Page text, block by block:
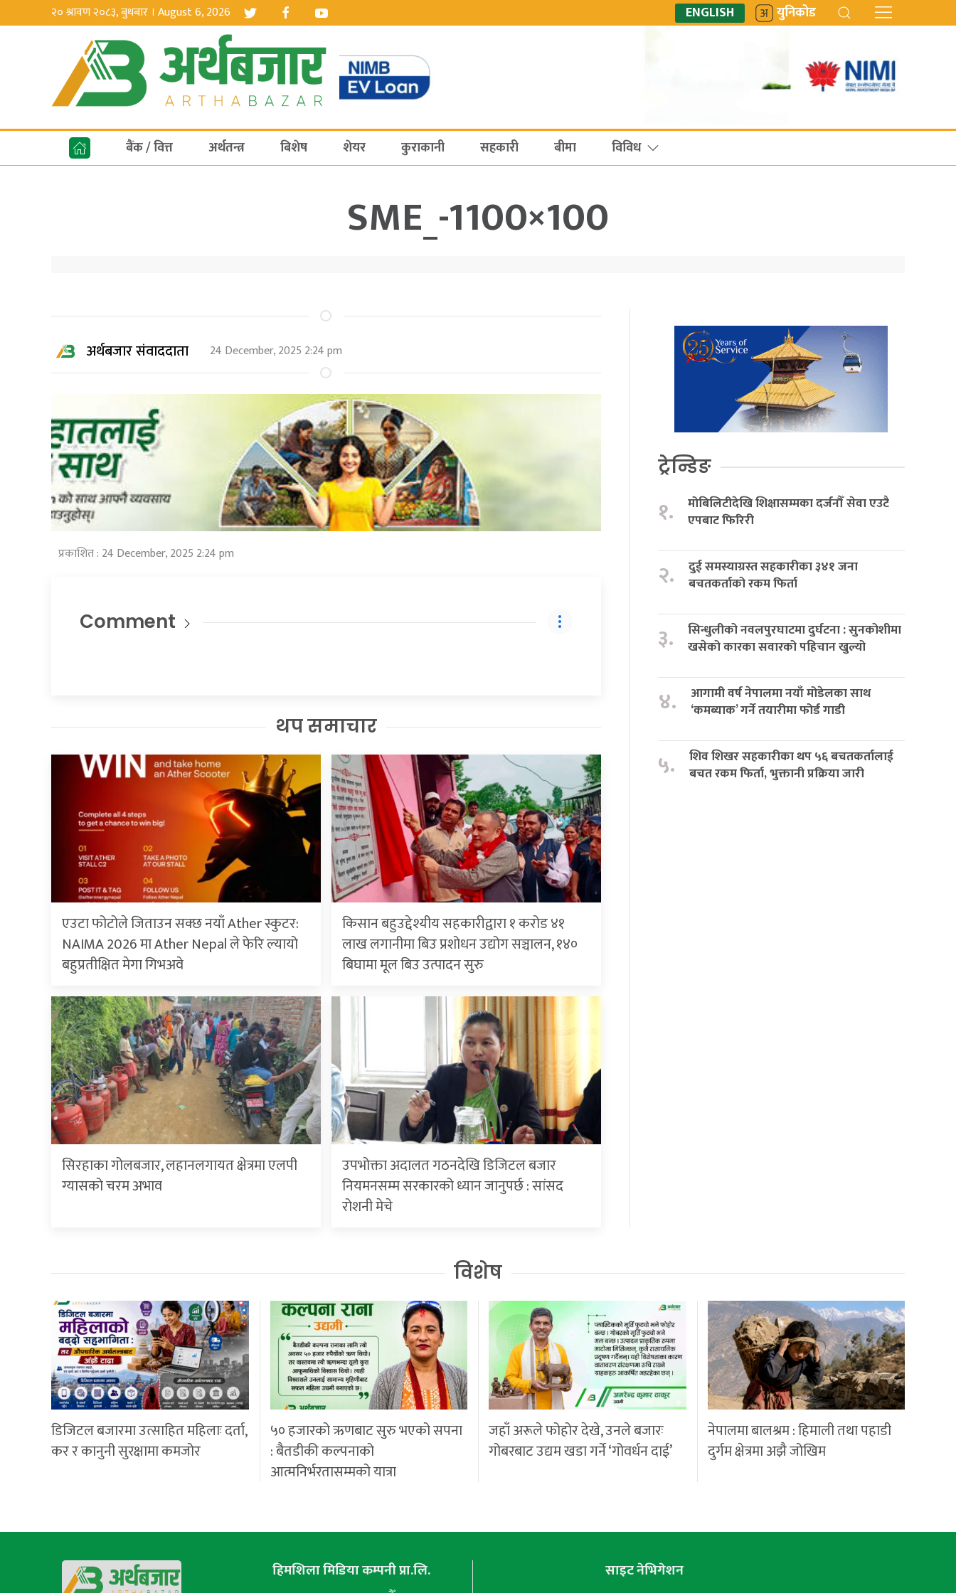
२० श्रावण २०८३, बुधबार । August 6, 2026 ENGLISH युनिकोड
बैंक / वित्त अर्थतन्त्र बिशेष शेयर कुराकानी सहकारी बीमा विविध
SME_-1100×100
अर्थबजार संवाददाता 24 December, 2025 2:24 pm
प्रकाशित : 24 December, 2025 2:24 pm
Comment
थप समाचार
एउटा फोटोले जिताउन सक्छ नयाँ Ather स्कुटर:
NAIMA 2026 मा Ather Nepal ले फेरि ल्यायो
बहुप्रतीक्षित मेगा गिभअवे
किसान बहुउद्देश्यीय सहकारीद्वारा १ करोड ४१
लाख लगानीमा बिउ प्रशोधन उद्योग सञ्चालन, १४०
बिघामा मूल बिउ उत्पादन सुरु
सिरहाका गोलबजार, लहानलगायत क्षेत्रमा एलपी
ग्यासको चरम अभाव
उपभोक्ता अदालत गठनदेखि डिजिटल बजार
नियमनसम्म सरकारको ध्यान जानुपर्छ : सांसद
रोशनी मेचे
ट्रेन्डिङ
१.
मोबिलिटीदेखि शिक्षासम्मका दर्जनौँ सेवा एउटै
एपबाट फिरिरी
२.
दुई समस्याग्रस्त सहकारीका ३४१ जना
बचतकर्ताको रकम फिर्ता
३.
सिन्धुलीको नवलपुरघाटमा दुर्घटना : सुनकोशीमा
खसेको कारका सवारको पहिचान खुल्यो
४.
आगामी वर्ष नेपालमा नयाँ मोडेलका साथ
‘कमब्याक’ गर्ने तयारीमा फोर्ड गाडी
५.
शिव शिखर सहकारीका थप ५६ बचतकर्तालाई
बचत रकम फिर्ता, भुक्तानी प्रक्रिया जारी
विशेष
डिजिटल बजारमा उत्साहित महिलाः दर्ता,
कर र कानुनी सुरक्षामा कमजोर
५० हजारको ऋणबाट सुरु भएको सपना
: बैतडीकी कल्पनाको
आत्मनिर्भरतासम्मको यात्रा
जहाँ अरूले फोहोर देखे, उनले बजारः
गोबरबाट उद्यम खडा गर्ने ‘गोवर्धन दाई’
नेपालमा बालश्रम : हिमाली तथा पहाडी
दुर्गम क्षेत्रमा अझै जोखिम
हिमशिला मिडिया कम्पनी प्रा.लि.
साइट नेभिगेशन